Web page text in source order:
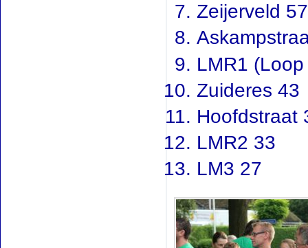
Zeijerveld 57
LMR1
Zuideres 43
Hoofdstraat
LMR2 33
LM3 27